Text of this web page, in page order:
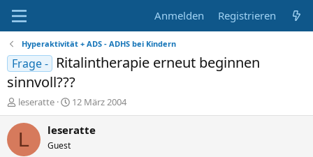
Anmelden Registrieren
Hyperaktivität + ADS - ADHS bei Kindern
Frage -
Ritalintherapie erneut beginnen
sinnvoll???
E
r
s
leseratte
E
r
s
12 März 2004
L leseratte
Guest